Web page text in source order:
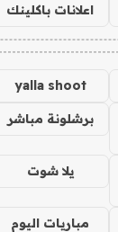
اعلانات باكلينك
yalla shoot
برشلونة مباشر
يلا شوت
مباريات اليوم